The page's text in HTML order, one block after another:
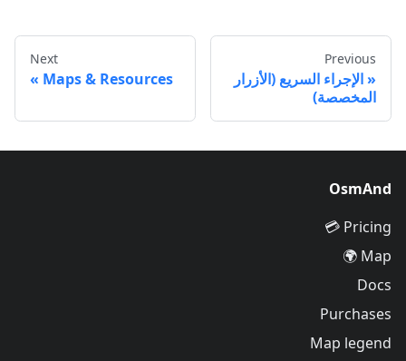
Previous
الإجراء السريع (الأزرار
المخصصة)
Next
Maps & Resources
OsmAnd
Pricing 💳
Map 🌍
Docs
Purchases
Map legend